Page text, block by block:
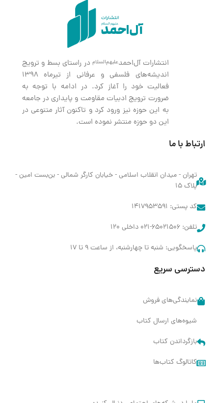
انتشارات آل‌احمدعلیهم‌السلام در راستای بسط و ترویج
اندیشه‌های فلسفی و عرفانی از تیرماه ۱۳۹۸
فعالیت خود را آغاز کرد. در ادامه با توجه به
ضرورت ترویج ادبیات مقاومت و پایداری در جامعه
به این حوزه نیز ورود کرد و تاکنون آثار متنوعی در
این دو حوزه منتشر نموده است.
ارتباط با ما
تهران - میدان انقلاب اسلامی - خیابان کارگر شمالی - بن‌بست امین -
پلاک ۱۵​
کد پستی: ۱۴۱۷۹۵۳۵۹۱
تلفن: ۶۵۰۲۱۵۰۶-۰۲۱ داخلی ۱۲۰
پاسخگویی: شنبه تا چهارشنبه، از ساعت 9 تا ۱۷
دسترسی سریع
نمایندگی‌های فروش
شیوه‌های ارسال کتاب
بازگرداندن کتاب
کاتالوگ کتاب‌ها